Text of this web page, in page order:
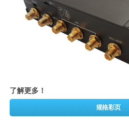
了解更多！
规格彩页